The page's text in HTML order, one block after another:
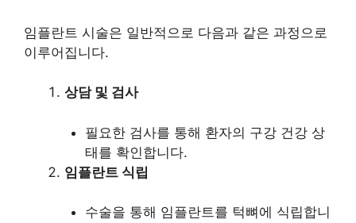
임플란트 시술은 일반적으로 다음과 같은 과정으로
이루어집니다.
상담 및 검사
필요한 검사를 통해 환자의 구강 건강 상
태를 확인합니다.
임플란트 식립
수술을 통해 임플란트를 턱뼈에 식립합니